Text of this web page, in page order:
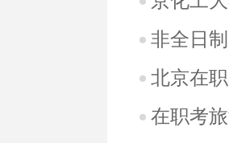
非全日
北京在
在职考